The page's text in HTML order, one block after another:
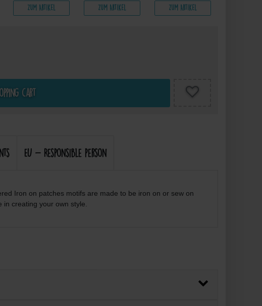
Zum Artikel Zum Artikel Zum Artikel
cart
EU - Responsible person
Iron on patches motifs are made to be iron on or sew on
creating your own style.